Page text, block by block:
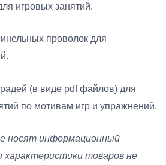
игровых занятий.
проволок для
(в виде pdf файлов) для
по мотивам игр и упражнений.
носят информационный
характеристики товаров не